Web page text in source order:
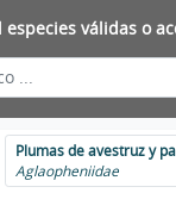
válidas o
Plumas de avestruz y
Aglaopheniidae